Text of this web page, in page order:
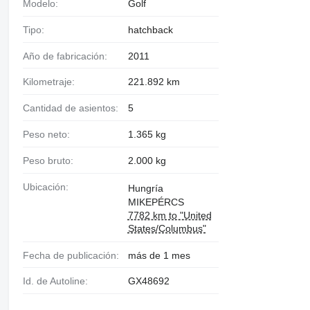
Modelo: Golf
Tipo: hatchback
Año de fabricación: 2011
Kilometraje: 221.892 km
Cantidad de asientos: 5
Peso neto: 1.365 kg
Peso bruto: 2.000 kg
Ubicación:
Hungría
MIKEPÉRCS
7782 km to "United
States/Columbus"
Fecha de publicación: más de 1 mes
Id. de Autoline: GX48692